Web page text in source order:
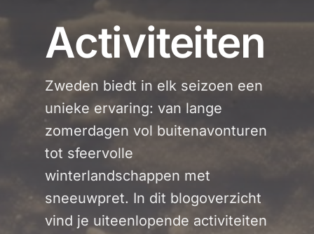
Activiteiten
Zweden biedt in elk seizoen een
unieke ervaring: van lange
zomerdagen vol buitenavonturen
tot sfeervolle
winterlandschappen met
sneeuwpret. In dit blogoverzicht
vind je uiteenlopende activiteiten